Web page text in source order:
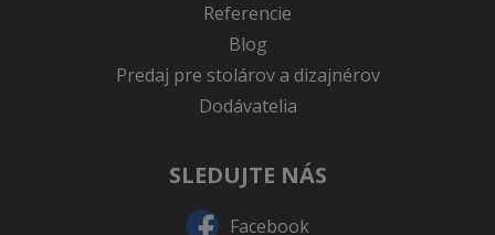
Referencie
Blog
Predaj pre stolárov a dizajnérov
Dodávatelia
SLEDUJTE NÁS
Facebook